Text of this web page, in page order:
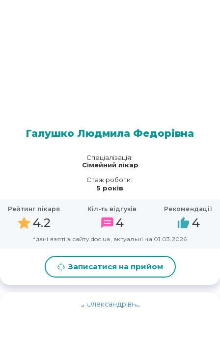
Галушко Людмила Федорівна
Спеціалізація:
Сімейний лікар
Стаж роботи:
5 років
Рейтинг лікаря
4.2
Кіл-ть відгуків
4
Рекомендації
4
*дані взяті з сайту doc.ua, актуальні на 01.03.2026
Записатися на прийом